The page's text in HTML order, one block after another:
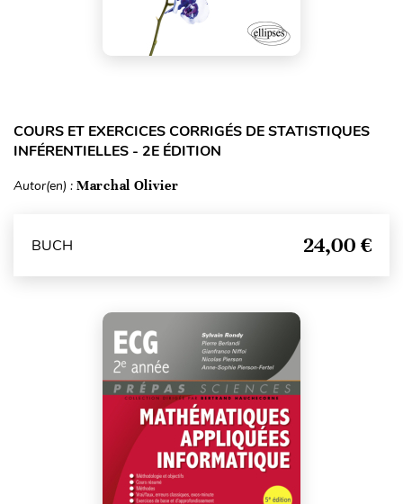
COURS ET EXERCICES CORRIGÉS DE STATISTIQUES
INFÉRENTIELLES - 2E ÉDITION
Autor(en) : Marchal Olivier
BUCH 24,00 €